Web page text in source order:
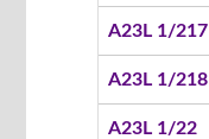
A23L 1/217
A23L 1/218
A23L 1/22